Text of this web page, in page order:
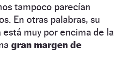
tampoco parecían
En otras palabras, su
muy por encima de la
gran margen de